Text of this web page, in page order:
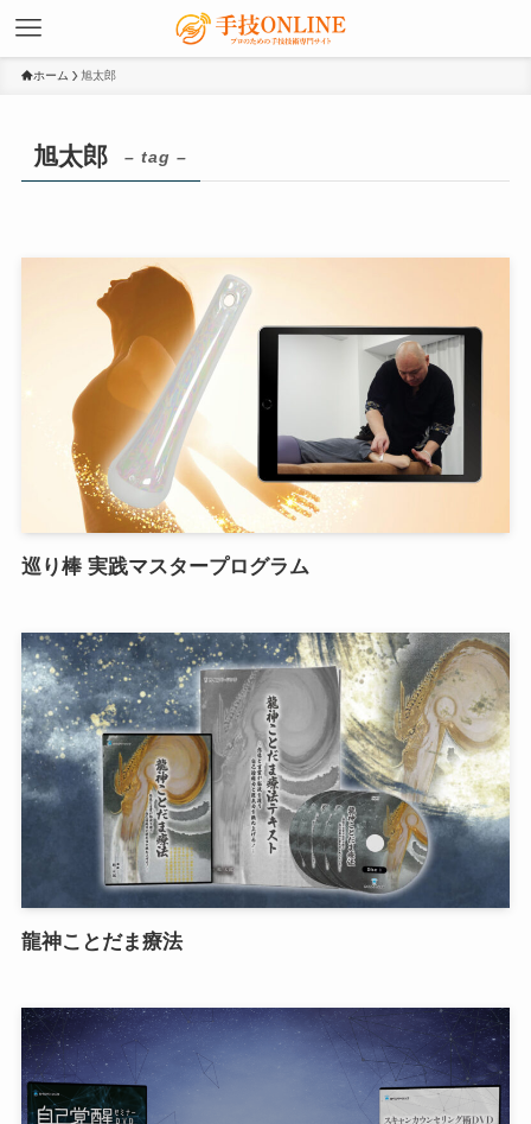
ホーム 旭太郎
旭太郎 – tag –
巡り棒 実践マスタープログラム
龍神ことだま療法